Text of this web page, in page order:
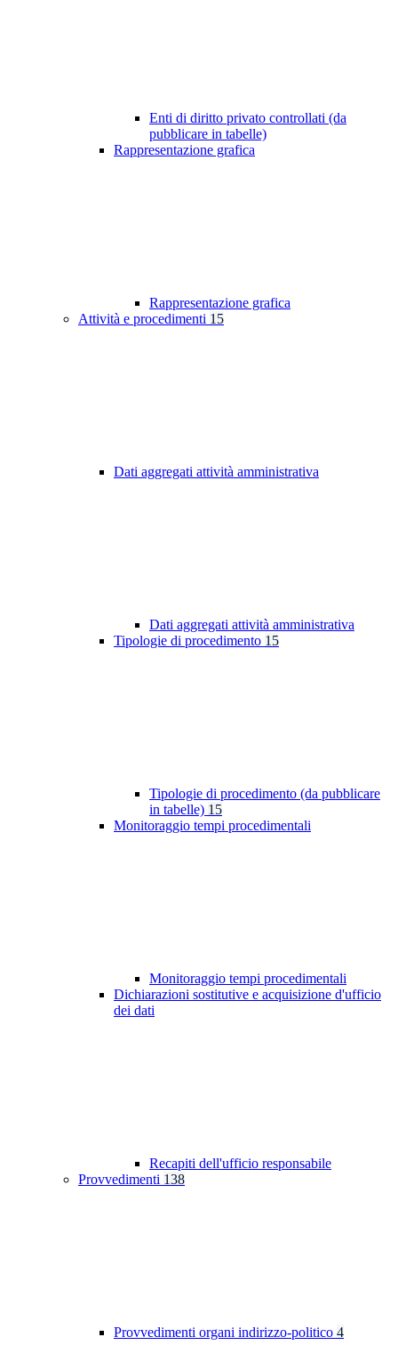
Enti di diritto privato controllati (da
pubblicare in tabelle)
Rappresentazione grafica
Rappresentazione grafica
Attività e procedimenti 15
Dati aggregati attività amministrativa
Dati aggregati attività amministrativa
Tipologie di procedimento 15
Tipologie di procedimento (da pubblicare
in tabelle) 15
Monitoraggio tempi procedimentali
Monitoraggio tempi procedimentali
Dichiarazioni sostitutive e acquisizione d'ufficio
dei dati
Recapiti dell'ufficio responsabile
Provvedimenti 138
Provvedimenti organi indirizzo-politico 4